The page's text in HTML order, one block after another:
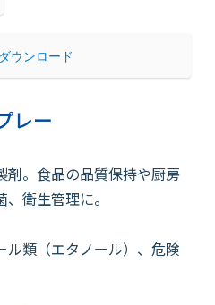
レー
剤。食品の品質保持や厨房
衛生管理に。
類（エタノール）、危険
ウンロード